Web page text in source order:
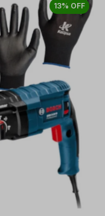
13% OFF